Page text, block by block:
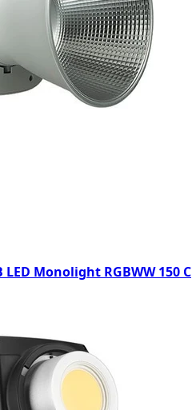
Monolight RGBWW 150 C